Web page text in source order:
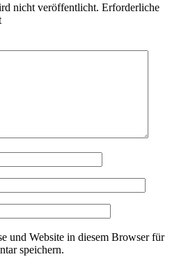
nicht veröffentlicht. Erforderliche
und Website in diesem Browser für
speichern.